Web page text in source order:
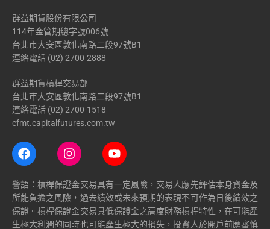
群益期貨股份有限公司
114年金管期總字號006號
台北市大安區敦化南路二段97號B1
連絡電話 (02) 2700-2888
群益期貨槓桿交易部
台北市大安區敦化南路二段97號B1
連絡電話 (02) 2700-1518
cfmt.capitalfutures.com.tw
警語：槓桿保證金交易具有一定風險，交易人應先評估本身資金及
所能負擔之風險，過去績效或未來預期的表現不可作為日後績效之
保證。槓桿保證金交易具低保證金之高度財務槓桿特性，在可能產
生極大利潤的同時也可能產生極大的損失，投資人於開戶前應審慎